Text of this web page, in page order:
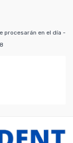
procesarán en el día -